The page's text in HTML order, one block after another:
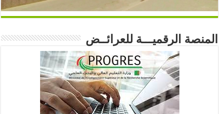
المنصة الرقميـــة للعرائــض